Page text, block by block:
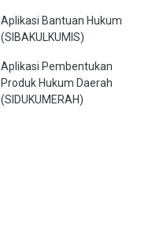
Aplikasi Bantuan Hukum
(SIBAKULKUMIS)
Aplikasi Pembentukan
Produk Hukum Daerah
(SIDUKUMERAH)